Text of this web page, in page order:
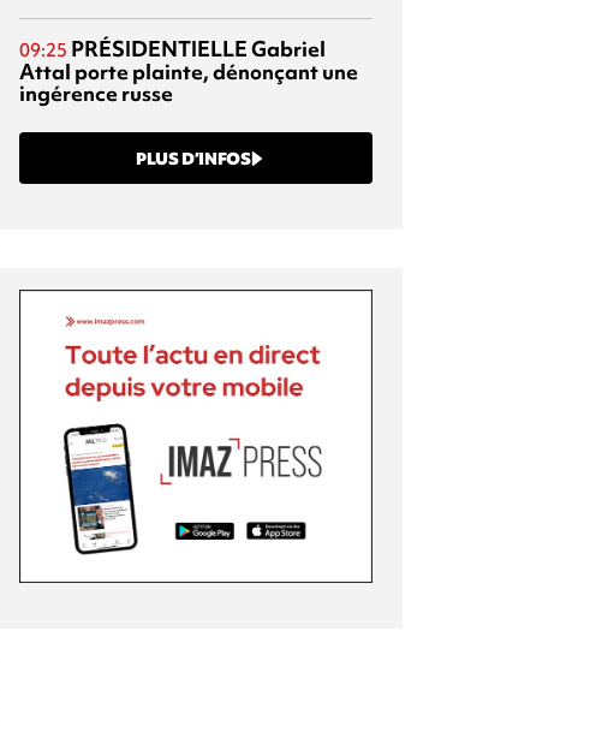
09:25 PRÉSIDENTIELLEGabriel
Attal porte plainte, dénonçant une
ingérence russe
PLUS D’INFOS